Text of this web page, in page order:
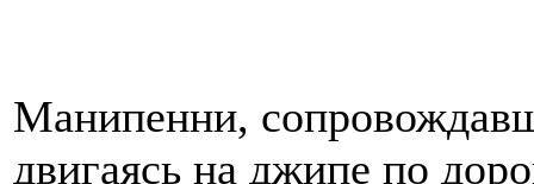
Манипенни,
двигаясь на джипе по